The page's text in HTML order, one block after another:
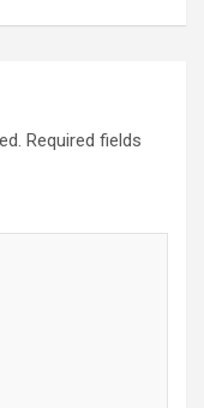
Required fields